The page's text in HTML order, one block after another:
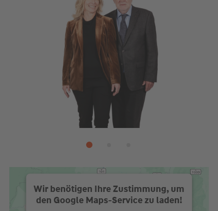
Wir benötigen Ihre Zustimmung, um
den Google Maps-Service zu laden!